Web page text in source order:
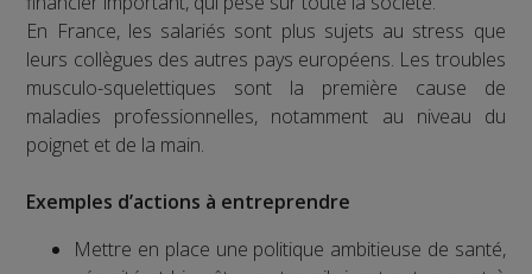
En France, les salariés sont plus sujets au stress que
leurs collègues des autres pays européens. Les troubles
musculo-squelettiques sont la première cause de
maladies professionnelles, notamment au niveau du
poignet et de la main.
Exemples d’actions à entreprendre
Mettre en place une politique ambitieuse de santé,